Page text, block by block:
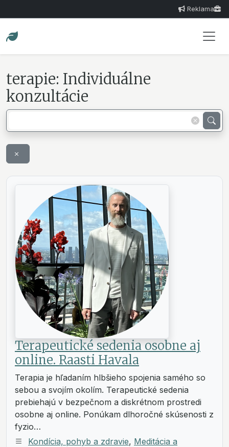
Reklama
terapie: Individuálne
konzultácie
Terapeutické sedenia osobne aj
online. Raasti Havala
Terapia je hľadaním hlbšieho spojenia samého so
sebou a svojím okolím. Terapeutické sedenia
prebiehajú v bezpečnom a diskrétnom prostredi
osobne aj online. Ponúkam dlhoročné skúsenosti z
fyzio…
Kondícia, pohyb a zdravie, Meditácia a